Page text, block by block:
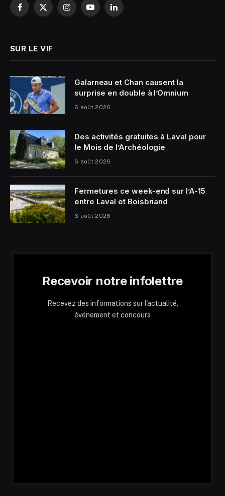
Facebook
X
InstagramYouTubeLinkedIn
SUR LE VIF
Galarneau et Chan causent la
surprise en double à l’Omnium
6 août 2026
Des activités gratuites à Laval pour
le Mois de l’Archéologie
6 août 2026
Fermetures ce week-end sur l’A-15
entre Laval et Boisbriand
6 août 2026
Recevoir notre infolettre
Recevez des informations sur l'actualité,
événement et concours